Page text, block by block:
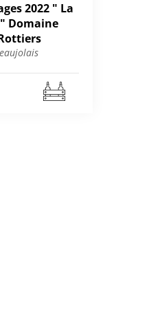
2022 " La
Domaine